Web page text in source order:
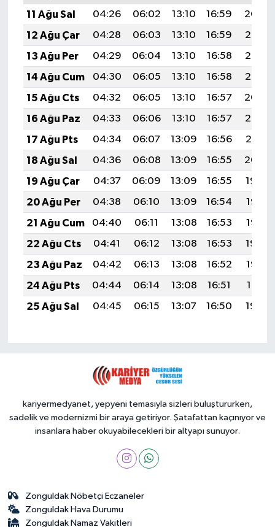
11 Ağu Sal
04:26 06:02 13:10 16:59
20:09
12 Ağu Çar
04:28 06:03 13:10 16:59
20:08
13 Ağu Per
04:29 06:04 13:10 16:58
20:07
14 Ağu Cum
04:30 06:05 13:10 16:58
20:05
15 Ağu Cts
04:32 06:05 13:10 16:57
20:04
16 Ağu Paz
04:33 06:06 13:10 16:57
20:03
17 Ağu Pts
04:34 06:07 13:09 16:56
20:01
18 Ağu Sal
04:36 06:08 13:09 16:55
20:00
19 Ağu Çar
04:37 06:09 13:09 16:55
19:59
20 Ağu Per
04:38 06:10 13:09 16:54
19:57
21 Ağu Cum
04:40 06:11 13:08 16:53
19:56
22 Ağu Cts
04:41 06:12 13:08 16:53
19:54
23 Ağu Paz
04:42 06:13 13:08 16:52
19:53
24 Ağu Pts
04:44 06:14 13:08 16:51
19:51
25 Ağu Sal
04:45 06:15 13:07 16:50 19:50
kariyermedyanet, yepyeni temasıyla sizleri buluştururken,
sadelik ve modernizmi bir araya getiriyor. Şatafattan kaçınıyor ve
insanlara haber okuyabilecekleri bir altyapı sunuyor.
Zonguldak Nöbetçi Eczaneler
Zonguldak Hava Durumu
Zonguldak Namaz Vakitleri